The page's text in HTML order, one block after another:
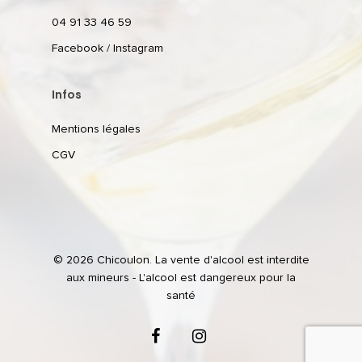
04 91 33 46 59
Facebook / Instagram
Infos
Mentions légales
CGV
© 2026 Chicoulon. La vente d'alcool est interdite
aux mineurs - L'alcool est dangereux pour la
santé